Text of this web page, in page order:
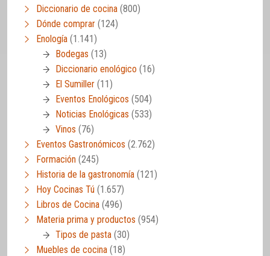
Diccionario de cocina (800)
Dónde comprar (124)
Enología (1.141)
Bodegas (13)
Diccionario enológico (16)
El Sumiller (11)
Eventos Enológicos (504)
Noticias Enológicas (533)
Vinos (76)
Eventos Gastronómicos (2.762)
Formación (245)
Historia de la gastronomía (121)
Hoy Cocinas Tú (1.657)
Libros de Cocina (496)
Materia prima y productos (954)
Tipos de pasta (30)
Muebles de cocina (18)